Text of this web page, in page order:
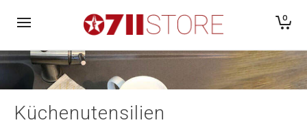
0
Küchenutensilien